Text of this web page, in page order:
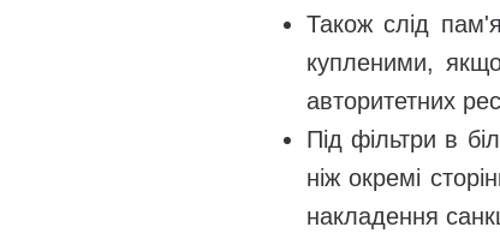
Також слід
купленими,
авторитетних
Під фільтри в
ніж окремі
накладення